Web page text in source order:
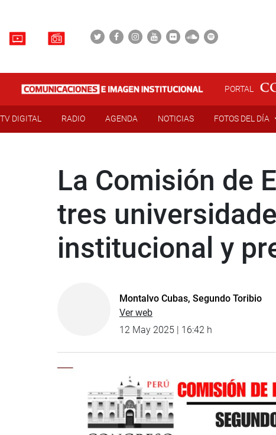
PORTAL
TV DIGITAL RADIO AGENDA NOTICIAS FOTOS DEL DÍA
La Comisión de
tres
institucional y
Montalvo Cubas, Segundo Toribio
Ver web
12 May 2025 | 16:42 h